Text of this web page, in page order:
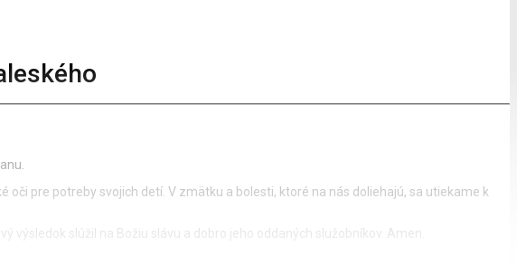
pre potreby svojich detí. V zmätku a bolesti, ktoré na nás doliehajú, sa utiekame k
slúžil na Božiu slávu a dobro jeho oddaných služobníkov. Amen.